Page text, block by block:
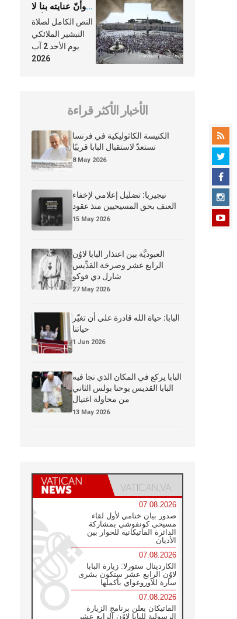
وأنّ عنايته بنا لا
تغيب عنّا أبدًا
النص الكامل لصلاة
التبشير الملائكي
يوم الأحد 2 آب
2026
الأخبار الأكثر قراءة
الكنيسة الكاثوليكية في فرنسا
تستعدّ لاستقبال البابا قريبًا
8 May 2026
نيجيريا: تضليل إعلامي لإخفاء
العنف بحق المسيحيين منذ عقود
15 May 2026
العبوديَّة بين اعتذار البابا لاوُن
الرابع عشر وصرخة القدِّيس
شارل دي فوكو
27 May 2026
البابا: حياة الله قادرة على أن تغيّر
حياتنا
1 Jun 2026
البابا يركع في المكان الذي نجا فيه
البابا القديس يوحنا بولس الثاني
من محاولة اغتيال
13 May 2026
07.08.2026
صدور بيان ختامي لأول لقاء
مسيحي كونفوشي بمشاركة
الدائرة الفاتيكانية للحوار بين
الأديان
07.08.2026
الكاردينال ستورلا: زيارة البابا
لاوُن الرابع عشر ستكون بشرى
سارة للأوروغواي بأكملها
07.08.2026
الفاتيكان يعلن برنامج الزيارة
الرسولية للبابا لاوُن الرابع عشر